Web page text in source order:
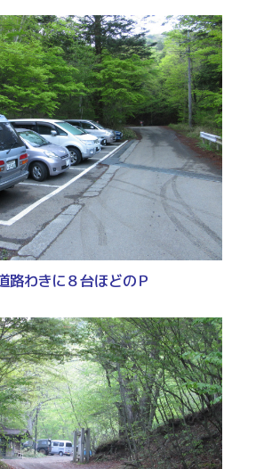
路わきに８台ほどのＰ